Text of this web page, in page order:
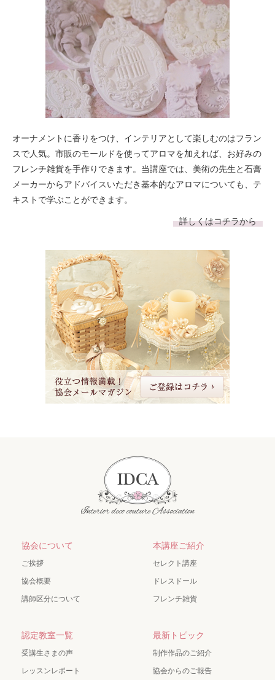
オーナメントに香りをつけ、インテリアとして楽しむのはフラン
スで人気。市販のモールドを使ってアロマを加えれば、お好みの
フレンチ雑貨を手作りできます。当講座では、美術の先生と石膏
メーカーからアドバイスいただき基本的なアロマについても、テ
キストで学ぶことができます。
詳しくはコチラから
協会について
ご挨拶
協会概要
講師区分について
本講座ご紹介
セレクト講座
ドレスドール
フレンチ雑貨
認定教室一覧
受講生さまの声
レッスンレポート
最新トピック
制作作品のご紹介
協会からのご報告